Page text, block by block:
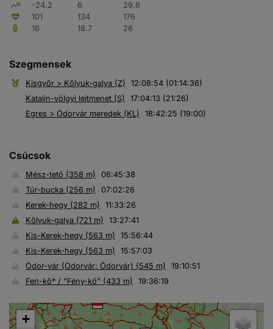
-24.2
6
29.8
101
134
176
16
18.7 26
Szegmensek
Kisgyőr > Kőlyuk-galya (Z)
12:08:54 (01:14:36)
Katalin-völgyi lejtmenet (S)
17:04:13 (21:26)
Egres > Ódorvár meredek (KL)
18:42:25 (19:00)
Csúcsok
Mész-tető (358 m)
06:45:38
Túr-bucka (256 m)
07:02:26
Kerek-hegy (282 m)
11:33:26
Kőlyuk-galya (721 m)
13:27:41
Kis-Kerek-hegy (563 m)
15:56:44
Kis-Kerek-hegy (563 m)
15:57:03
Ódor-vár (Odorvár; Ódorvár) (545 m)
19:10:51
Fen-kő* / "Fény-kő" (433 m)
19:36:19
+